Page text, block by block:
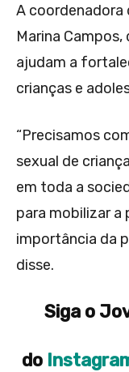
A coordenadora
Marina
ajudam a
crianças e
“Precisamos
sexual de
em toda a
para mobilizar a
importância da
disse.
Siga o
do